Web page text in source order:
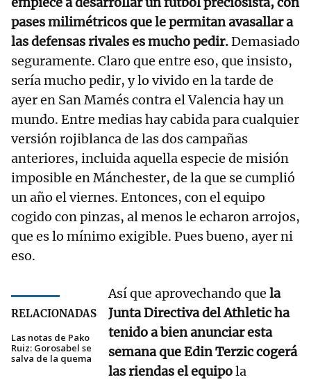
pases milimétricos que le permitan avasallar a
las defensas rivales es mucho pedir.Demasiado
seguramente. Claro que entre eso, que insisto,
sería mucho pedir, y lo vivido en la tarde de
ayer en San Mamés contra el Valencia hay un
mundo. Entre medias hay cabida para cualquier
versión rojiblanca de las dos campañas
anteriores, incluida aquella especie de misión
imposible en Mánchester, de la que se cumplió
un año el viernes. Entonces, con el equipo
cogido con pinzas, al menos le echaron arrojos,
que es lo mínimo exigible. Pues bueno, ayer ni
eso.
RELACIONADAS
Las notas de Pako
Ruiz: Gorosabel se
salva de la quema
Así que aprovechando que la
Junta Directiva del Athletic ha
tenido a bien anunciar esta
semana que Edin Terzic cogerá
las riendas el equipola